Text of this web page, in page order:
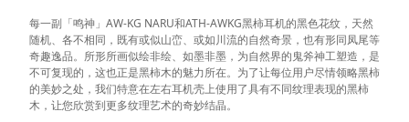
每一副「鸣神」AW-KG NARU和ATH-AWKG黑柿耳机的黑色花纹，天然
随机、各不相同，既有或似山峦、或如川流的自然奇景，也有形同凤尾等
奇趣逸品。所形所画似绘非绘、如墨非墨，为自然界的鬼斧神工塑造，是
不可复现的，这也正是黑柿木的魅力所在。为了让每位用户尽情领略黑柿
的美妙之处，我们特意在左右耳机壳上使用了具有不同纹理表现的黑柿
木，让您欣赏到更多纹理艺术的奇妙结晶。